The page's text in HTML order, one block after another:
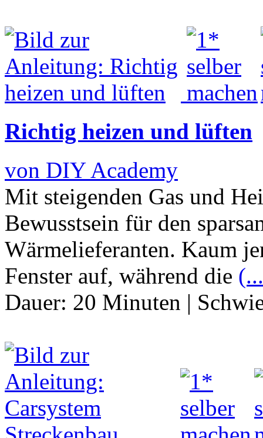
Richtig heizen und lüften
von DIY Academy
Mit steigenden Gas und
Bewusstsein für den
Wärmelieferanten. Kaum
Fenster auf, während die
Dauer: 20 Minuten |